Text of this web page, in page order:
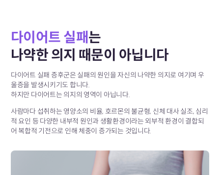
다이어트 실패는
나약한 의지 때문이 아닙니다
다이어트 실패 증후군은 실패의 원인을 자신의 나약한 의지로 여기며 우
울증을 발생시키기도 합니다.
하지만 다이어트는 의지의 영역이 아닙니다.
사람마다 섭취하는 영양소의 비율, 호르몬의 불균형, 신체 대사 실조, 심리
적 요인 등 다양한 내부적 원인과 생활환경이라는 외부적 환경이 결합되
어 복합적 기전으로 인해 체중이 증가되는 것입니다.